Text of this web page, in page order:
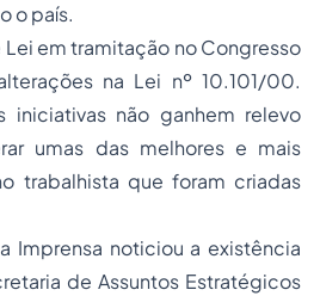
o país.
Lei em tramitação no Congresso
na Lei nº 10.101/00.
iniciativas não ganhem relevo
umas das melhores e mais
trabalhista que foram criadas
Imprensa noticiou a existência
de Assuntos Estratégicos